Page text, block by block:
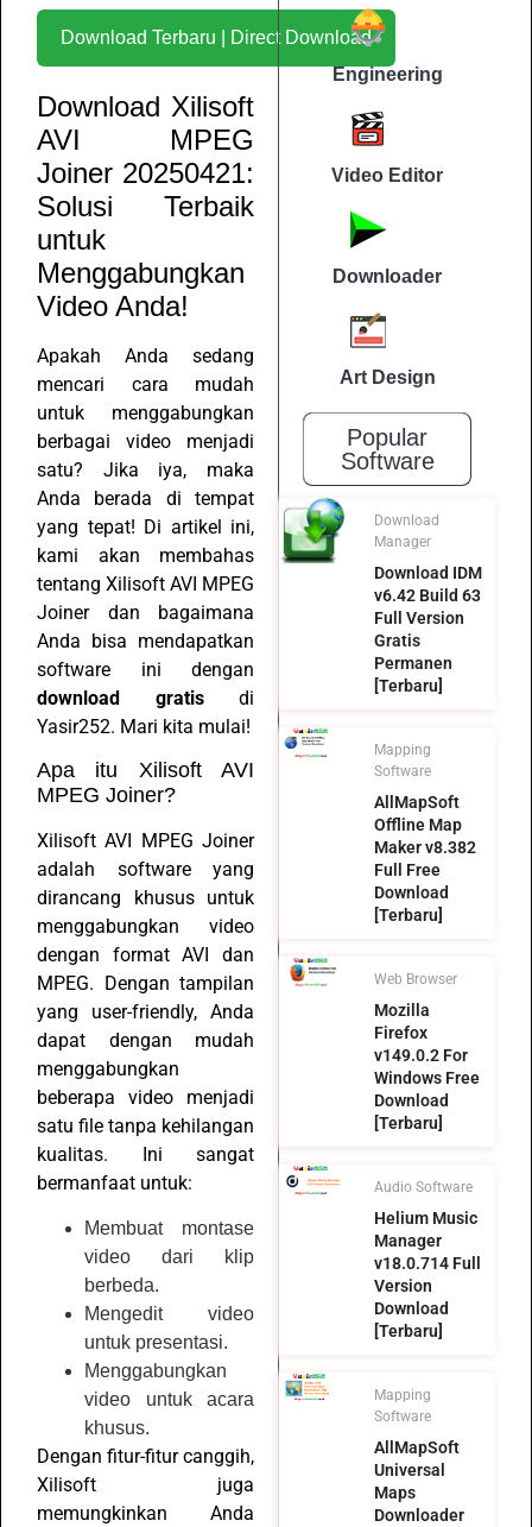
Download Terbaru | Direct Download
Download Xilisoft
AVI MPEG
Joiner 20250421:
Solusi Terbaik
untuk
Menggabungkan
Video Anda!
Apakah Anda sedang
mencari cara mudah
untuk menggabungkan
berbagai video menjadi
satu? Jika iya, maka
Anda berada di tempat
yang tepat! Di artikel ini,
kami akan membahas
tentang Xilisoft AVI MPEG
Joiner dan bagaimana
Anda bisa mendapatkan
software ini dengan
download gratisdi
Yasir252. Mari kita mulai!
Apa itu Xilisoft AVI
MPEG Joiner?
Xilisoft AVI MPEG Joiner
adalah software yang
dirancang khusus untuk
menggabungkan video
dengan format AVI dan
MPEG. Dengan tampilan
yang user-friendly, Anda
dapat dengan mudah
menggabungkan
beberapa video menjadi
satu file tanpa kehilangan
kualitas. Ini sangat
bermanfaat untuk:
Membuat montase
video dari klip
berbeda.
Mengedit video
untuk presentasi.
Menggabungkan
video untuk acara
khusus.
Dengan fitur-fitur canggih,
Xilisoft juga
memungkinkan Anda
Engineering
Video Editor
Downloader
Art Design
Popular
Software
Download
Manager
Download IDM
v6.42 Build 63
Full Version
Gratis
Permanen
[Terbaru]
Mapping
Software
AllMapSoft
Offline Map
Maker v8.382
Full Free
Download
[Terbaru]
Web Browser
Mozilla
Firefox
v149.0.2 For
Windows Free
Download
[Terbaru]
Audio Software
Helium Music
Manager
v18.0.714 Full
Version
Download
[Terbaru]
Mapping
Software
AllMapSoft
Universal
Maps
Downloader